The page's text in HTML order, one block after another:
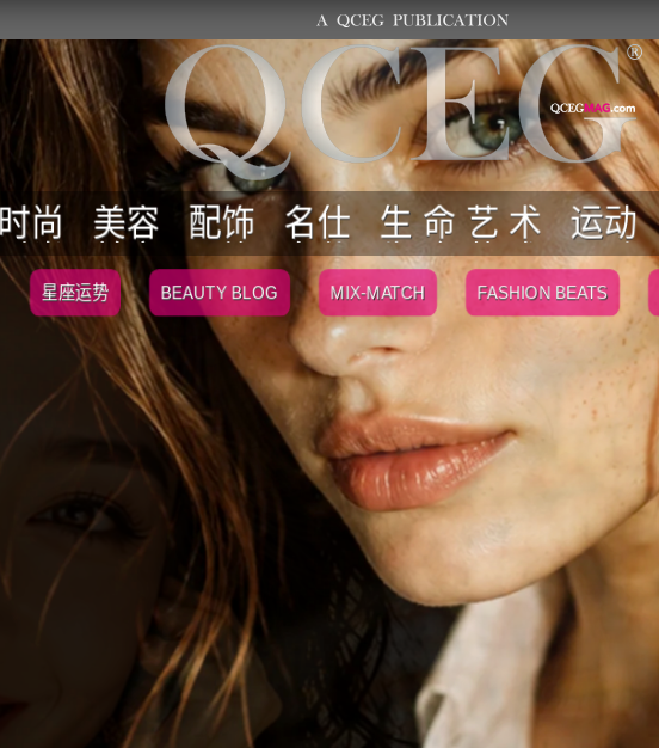
时尚 美容 配饰 名仕 生 命 艺 术 运动
星座运势 BEAUTY BLOG MIX-MATCH FASHION BEATS